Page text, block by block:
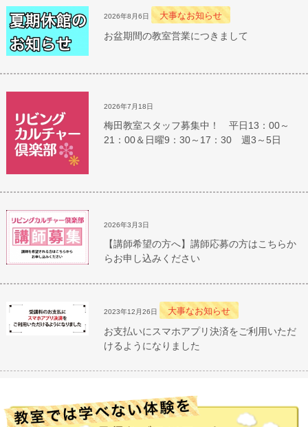
2026年8月6日 大事なお知らせ
お盆期間の教室営業につきまして
2026年7月18日
梅田教室スタッフ募集中！ 平日13：00～
21：00＆日曜9：30～17：30 週3～5日
2026年3月3日
【講師希望の方へ】講師応募の方はこちらか
らお申し込みください
2023年12月26日 大事なお知らせ
お支払いにスマホアプリ決済をご利用いただ
けるようになりました